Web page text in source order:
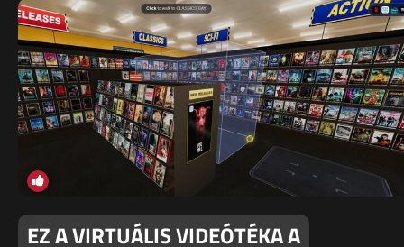
EZ A VIRTUÁLIS VIDEÓTÉKA A